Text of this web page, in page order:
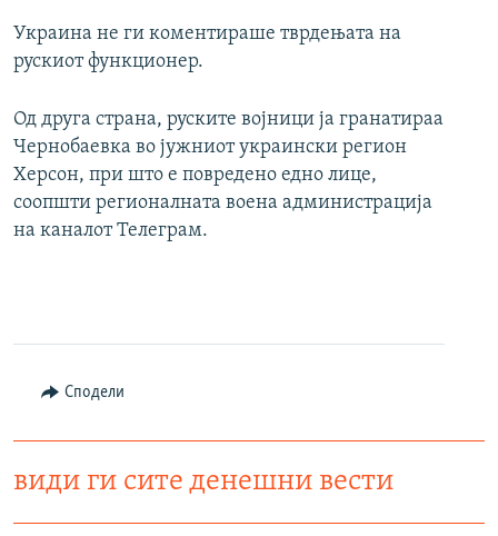
Украина не ги коментираше тврдењата на
рускиот функционер.
Од друга страна, руските војници ја гранатираа
Чернобаевка во јужниот украински регион
Херсон, при што е повредено едно лице,
соопшти регионалната воена администрација
на каналот Телеграм.
Сподели
види ги сите денешни вести